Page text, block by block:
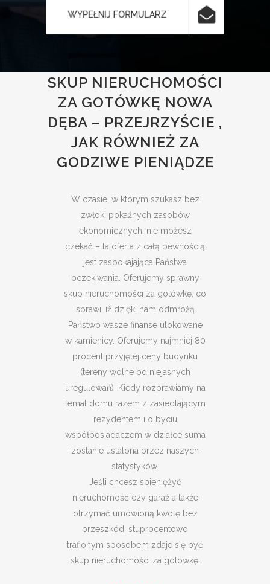
WYPEŁNIJ FORMULARZ
SKUP NIERUCHOMOŚCI
ZA GOTÓWKĘ NOWA
DĘBA – PRZEJRZYŚCIE ,
JAK RÓWNIEŻ ZA
GODZIWE PIENIĄDZE
W czasie, w którym szukasz bez
zwłoki pokaźnych zasobów
ekonomicznych, nie możesz
czekać – ta oferta z całą pewnością
jest zaspokajająca Państwa
oczekiwania. Oferujemy sprawny
skup nieruchomości za gotówkę, co
sprawi, iż dzięki nam odmrożą
Państwo wasze finanse ulokowane
w kamienicy. Oferujemy najmniej 80
procent przyjętej ceny budynku
(tereny wolne od niejasnych
uregulowań). Kiedy rozprawiamy na
temat domu razem z zasiedlającym
rezydentem i o byciu
współposiadaczem w działce suma
zostanie ustalona przez naszych
statystyków.
Jeśli chcesz spieniężyć
nieruchomość czy garaż a także
otrzymać umówioną kwotę bez
przeszkód, stuprocentowo
trafionym sposobem zdaje się być
skup nieruchomości za gotówkę.